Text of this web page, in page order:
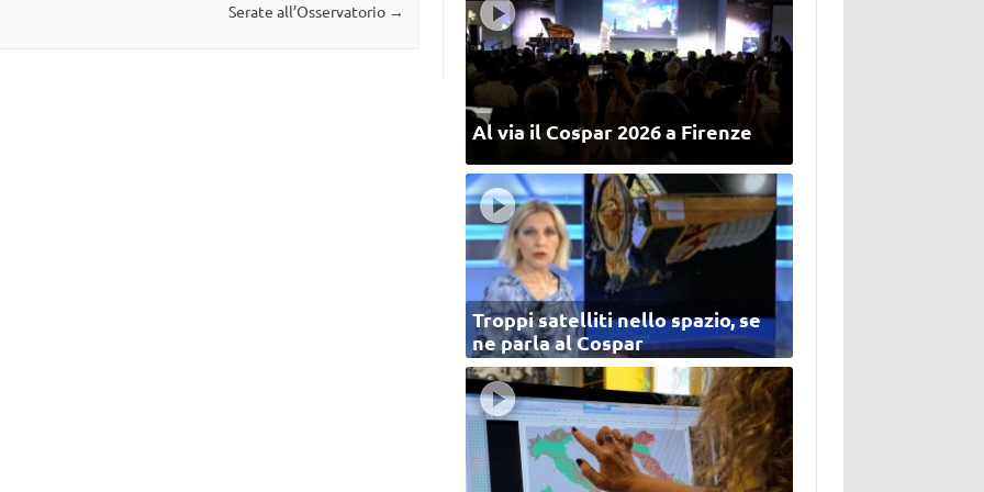
Serate all’Osservatorio →
Al via il Cospar 2026 a Firenze
Troppi satelliti nello spazio, se
ne parla al Cospar